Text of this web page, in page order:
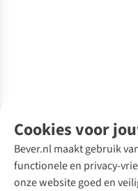
Cookies voor
Bever.nl maakt gebruik
functionele en privacy-
onze website goed en